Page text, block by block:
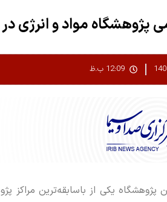
پژوهشگاه مواد و انرژی
12:09 ب.ظ